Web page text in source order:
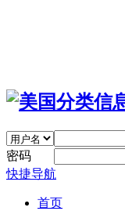
密码
快捷导航
首页